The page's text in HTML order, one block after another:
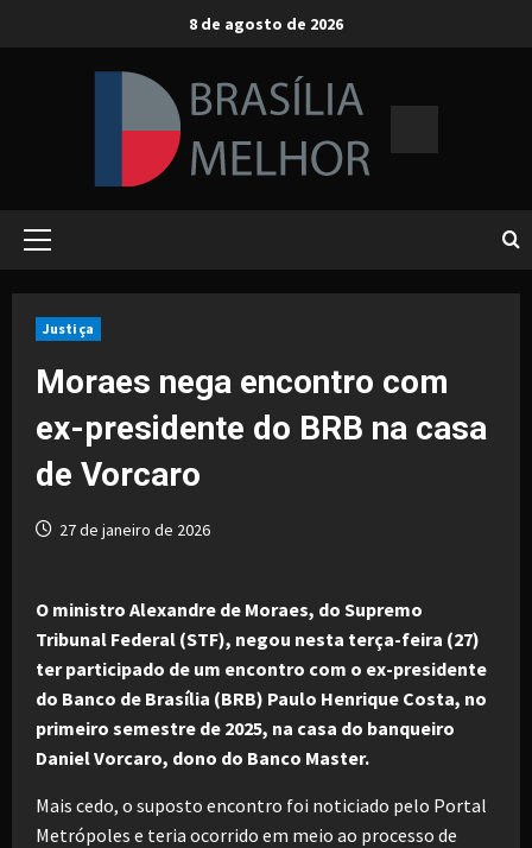
8 de agosto de 2026
Primary
Justiça
Moraes nega encontro com
ex-presidente do BRB na casa
de Vorcaro
27 de janeiro de 2026
O ministro Alexandre de Moraes, do Supremo
Tribunal Federal (STF), negou nesta terça-feira (27)
ter participado de um encontro com o ex-presidente
do Banco de Brasília (BRB) Paulo Henrique Costa, no
primeiro semestre de 2025, na casa do banqueiro
Daniel Vorcaro, dono do Banco Master.
Mais cedo, o suposto encontro foi noticiado pelo Portal
Metrópoles e teria ocorrido em meio ao processo de